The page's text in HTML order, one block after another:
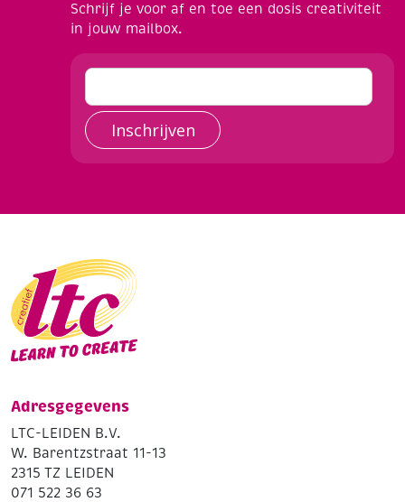
Schrijf je voor af en toe een dosis creativiteit
in jouw mailbox.
Inschrijven
Adresgegevens
LTC-LEIDEN B.V.
W. Barentzstraat 11-13
2315 TZ LEIDEN
071 522 36 63